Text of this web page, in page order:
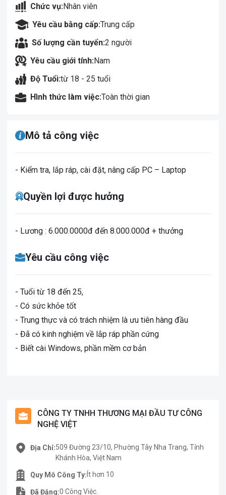
Chức vụ:Nhân viên
Yêu cầu bằng cấp:Trung cấp
Số lượng cần tuyển:2 người
Yêu cầu giới tính:Nam
Độ Tuổi:từ 18 - 25 tuổi
Hình thức làm việc:Toàn thời gian
Mô tả công việc
- Kiểm tra, lắp ráp, cài đặt, nâng cấp PC – Laptop
Quyền lợi được hưởng
- Lương : 6.000.0000đ đến 8.000.000đ + thưởng
Yêu cầu công việc
- Tuổi từ 18 đến 25,
- Có sức khỏe tốt
- Trung thực và có trách nhiệm là ưu tiên hàng đầu
- Đã có kinh nghiệm về lắp ráp phần cứng
- Biết cài Windows, phần mềm cơ bản
CÔNG TY TNHH THƯƠNG MẠI ĐẦU TƯ CÔNG
NGHỆ VIỆT
Địa Chỉ:509 Đường 23/10, Phường Tây Nha Trang, Tỉnh
Khánh Hòa, Việt Nam
Quy Mô Công Ty: Ít hơn 10
Đã Đăng:0 Công Việc.